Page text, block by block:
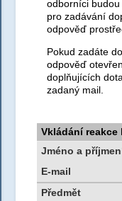
odborníci
pro zadávání
odpověď
Pokud zadáte
odpověď
doplňujících
zadaný mail.
Vkládání reakce
Jméno a
E-mail
Předmět